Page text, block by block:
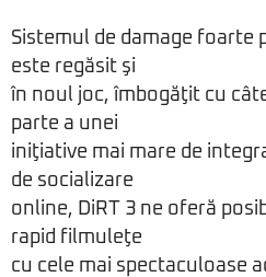
Sistemul de damage foarte
este regăsit şi
în noul joc, îmbogăţit cu
parte a unei
iniţiative mai mare de
de socializare
online, DiRT 3 ne oferă
rapid filmuleţe
cu cele mai spectaculoase